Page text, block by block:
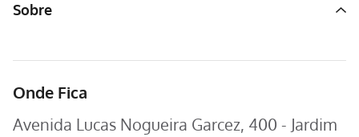
Sobre
Onde Fica
Avenida Lucas Nogueira Garcez, 400 - Jardim